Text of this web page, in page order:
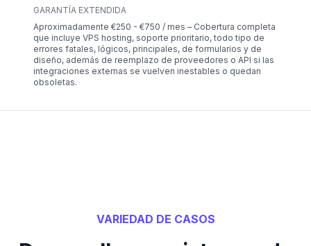
GARANTÍA EXTENDIDA
Aproximadamente €250 - €750 / mes – Cobertura completa
que incluye VPS hosting, soporte prioritario, todo tipo de
errores fatales, lógicos, principales, de formularios y de
diseño, además de reemplazo de proveedores o API si las
integraciones externas se vuelven inestables o quedan
obsoletas.
VARIEDAD DE CASOS